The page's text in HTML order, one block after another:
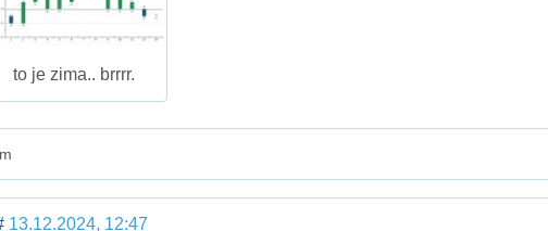
to je zima.. brrrr.
13.12.2024, 12:47